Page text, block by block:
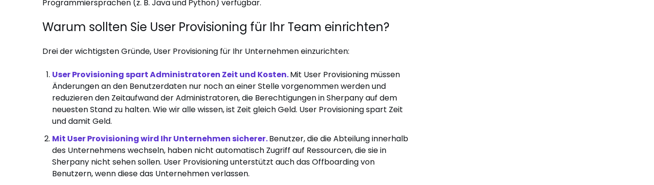
Programmiersprachen (z. B. Java und Python) verfügbar.
Warum sollten Sie User Provisioning für Ihr Team einrichten?
Drei der wichtigsten Gründe, User Provisioning für Ihr Unternehmen einzurichten:
User Provisioning spart Administratoren Zeit und Kosten.Mit User Provisioning müssen
Änderungen an den Benutzerdaten nur noch an einer Stelle vorgenommen werden und
reduzieren den Zeitaufwand der Administratoren, die Berechtigungen in Sherpany auf dem
neuesten Stand zu halten. Wie wir alle wissen, ist Zeit gleich Geld. User Provisioning spart Zeit
und damit Geld.
Mit User Provisioning wird Ihr Unternehmen sicherer.Benutzer, die die Abteilung innerhalb
des Unternehmens wechseln, haben nicht automatisch Zugriff auf Ressourcen, die sie in
Sherpany nicht sehen sollen. User Provisioning unterstützt auch das Offboarding von
Benutzern, wenn diese das Unternehmen verlassen.